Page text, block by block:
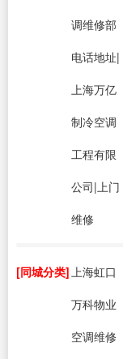
调维修部
电话地址|
上海万亿
制冷空调
工程有限
公司|上门
维修
[同城分类] 上海虹口
万科物业
空调维修